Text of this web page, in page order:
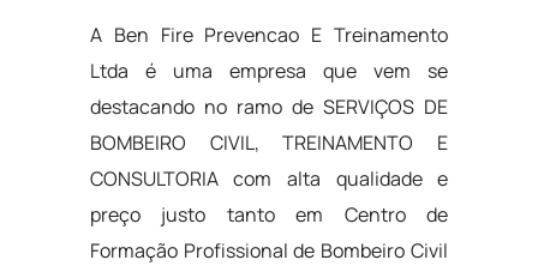
A Ben Fire Prevencao E Treinamento
Ltda é uma empresa que vem se
destacando no ramo de SERVIÇOS DE
BOMBEIRO CIVIL, TREINAMENTO E
CONSULTORIA com alta qualidade e
preço justo tanto em Centro de
Formação Profissional de Bombeiro Civil